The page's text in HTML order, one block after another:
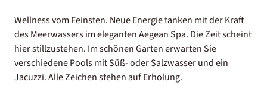
Wellness vom Feinsten. Neue Energie tanken mit der Kraft
des Meerwassers im eleganten Aegean Spa. Die Zeit scheint
hier stillzustehen. Im schönen Garten erwarten Sie
verschiedene Pools mit Süß- oder Salzwasser und ein
Jacuzzi. Alle Zeichen stehen auf Erholung.